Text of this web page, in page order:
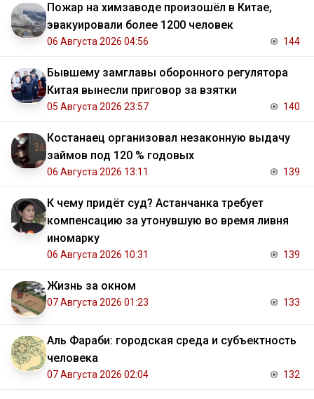
Пожар на химзаводе произошёл в Китае,
эвакуировали более 1200 человек
06 Августа 2026 04:56 144
Бывшему замглавы оборонного регулятора
Китая вынесли приговор за взятки
05 Августа 2026 23:57 140
Костанаец организовал незаконную выдачу
займов под 120 % годовых
06 Августа 2026 13:11 139
К чему придёт суд? Астанчанка требует
компенсацию за утонувшую во время ливня
иномарку
06 Августа 2026 10:31 139
Жизнь за окном
07 Августа 2026 01:23 133
Аль Фараби: городская среда и субъектность
человека
07 Августа 2026 02:04 132